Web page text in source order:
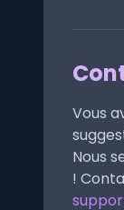
Vous
Nous
!